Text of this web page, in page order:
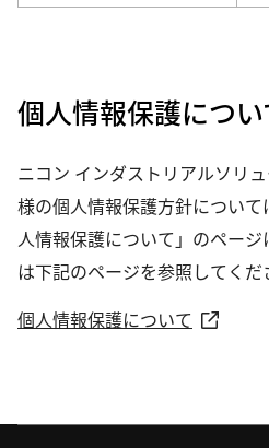
個人情報保護につい
ニコン インダストリアルソリ
様の個人情報保護方針につい
人情報保護について」のペー
は下記のページを参照してくだ
個人情報保護について